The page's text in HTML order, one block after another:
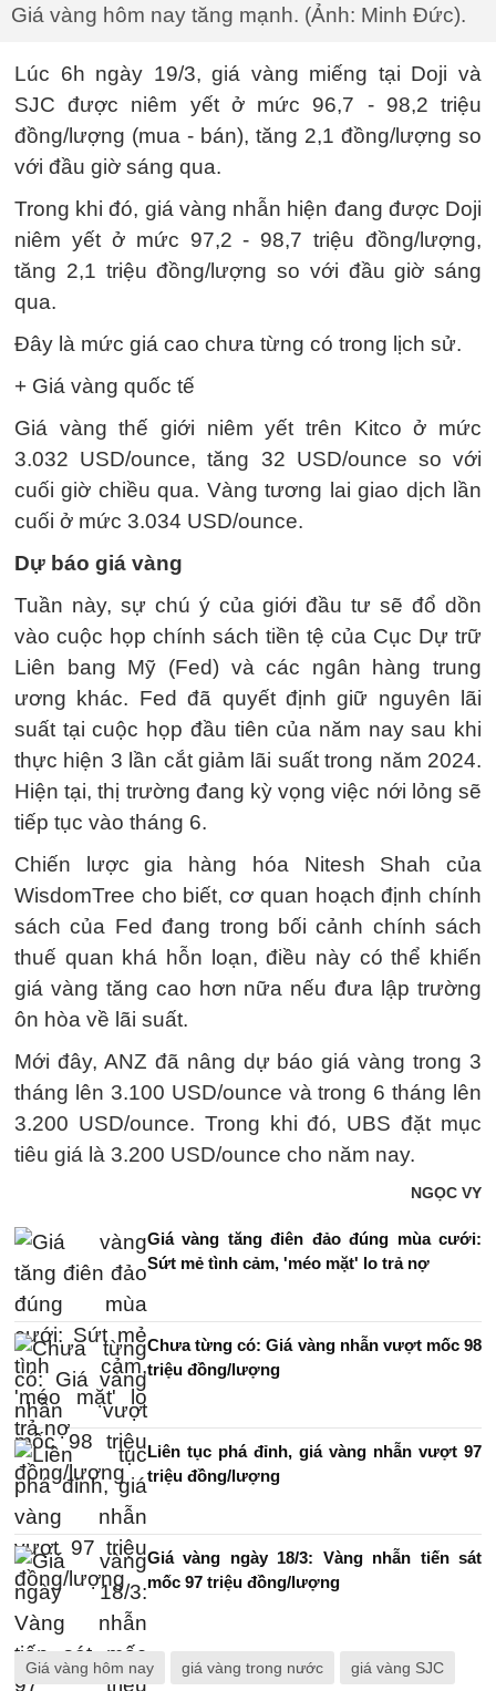
Giá vàng hôm nay tăng mạnh. (Ảnh: Minh Đức).
Lúc 6h ngày 19/3, giá vàng miếng tại Doji và
SJC được niêm yết ở mức 96,7 - 98,2 triệu
đồng/lượng (mua - bán), tăng 2,1 đồng/lượng so
với đầu giờ sáng qua.
Trong khi đó, giá vàng nhẫn hiện đang được Doji
niêm yết ở mức 97,2 - 98,7 triệu đồng/lượng,
tăng 2,1 triệu đồng/lượng so với đầu giờ sáng
qua.
Đây là mức giá cao chưa từng có trong lịch sử.
+ Giá vàng quốc tế
Giá vàng thế giới niêm yết trên Kitco ở mức
3.032 USD/ounce, tăng 32 USD/ounce so với
cuối giờ chiều qua. Vàng tương lai giao dịch lần
cuối ở mức 3.034 USD/ounce.
Dự báo giá vàng
Tuần này, sự chú ý của giới đầu tư sẽ đổ dồn
vào cuộc họp chính sách tiền tệ của Cục Dự trữ
Liên bang Mỹ (Fed) và các ngân hàng trung
ương khác. Fed đã quyết định giữ nguyên lãi
suất tại cuộc họp đầu tiên của năm nay sau khi
thực hiện 3 lần cắt giảm lãi suất trong năm 2024.
Hiện tại, thị trường đang kỳ vọng việc nới lỏng sẽ
tiếp tục vào tháng 6.
Chiến lược gia hàng hóa Nitesh Shah của
WisdomTree cho biết, cơ quan hoạch định chính
sách của Fed đang trong bối cảnh chính sách
thuế quan khá hỗn loạn, điều này có thể khiến
giá vàng tăng cao hơn nữa nếu đưa lập trường
ôn hòa về lãi suất.
Mới đây, ANZ đã nâng dự báo giá vàng trong 3
tháng lên 3.100 USD/ounce và trong 6 tháng lên
3.200 USD/ounce. Trong khi đó, UBS đặt mục
tiêu giá là 3.200 USD/ounce cho năm nay.
NGỌC VY
Giá vàng tăng điên đảo đúng mùa cưới:
Sứt mẻ tình cảm, 'méo mặt' lo trả nợ
Chưa từng có: Giá vàng nhẫn vượt mốc 98
triệu đồng/lượng
Liên tục phá đỉnh, giá vàng nhẫn vượt 97
triệu đồng/lượng
Giá vàng ngày 18/3: Vàng nhẫn tiến sát
mốc 97 triệu đồng/lượng
Giá vàng hôm nay giá vàng trong nước giá vàng SJC